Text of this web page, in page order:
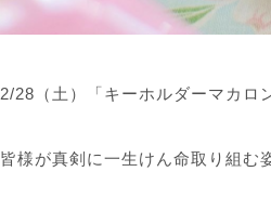
2/28（土）「キーホルダーマカロ
皆様が真剣に一生けん命取り組む